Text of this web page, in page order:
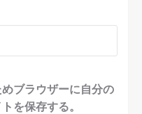
ブラウザーに自分の
を保存する。